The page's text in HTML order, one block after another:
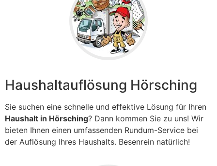
Haushaltauflösung Hörsching
Sie suchen eine schnelle und effektive Lösung für Ihren
Haushalt in Hörsching? Dann kommen Sie zu uns! Wir
bieten Ihnen einen umfassenden Rundum-Service bei
der Auflösung Ihres Haushalts. Besenrein natürlich!